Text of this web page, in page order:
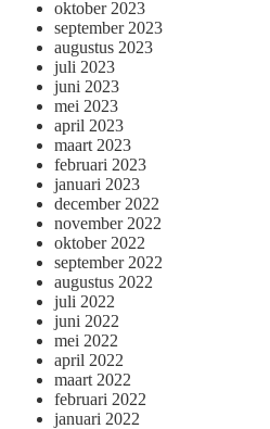
oktober 2023
september 2023
augustus 2023
juli 2023
juni 2023
mei 2023
april 2023
maart 2023
februari 2023
januari 2023
december 2022
november 2022
oktober 2022
september 2022
augustus 2022
juli 2022
juni 2022
mei 2022
april 2022
maart 2022
februari 2022
januari 2022